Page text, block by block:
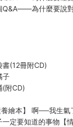
Q&A――為什麼要說
(12冊附CD)
子
(附CD)
養繪本】 啊──我生
一定要知道的事物【